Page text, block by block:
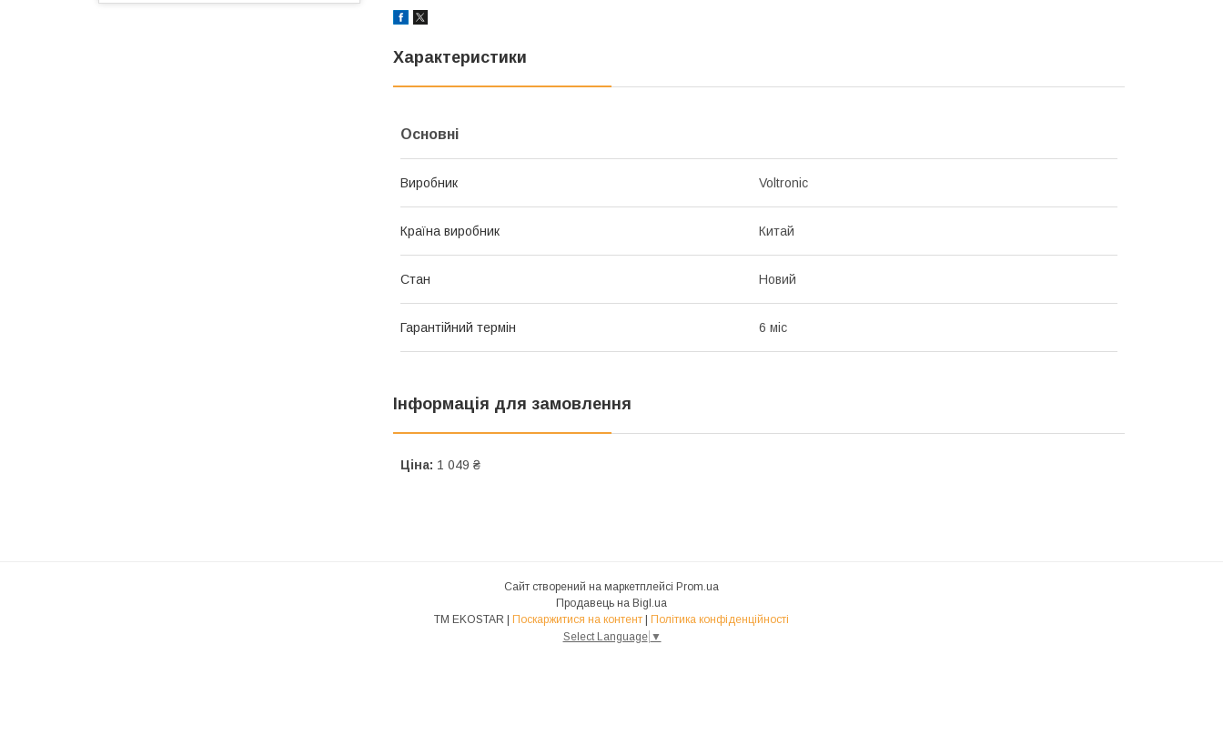
Характеристики
Основні
Виробник Voltronic
Країна виробник Китай
Стан Новий
Гарантійний термін 6 міс
Інформація для замовлення
Ціна: 1 049 ₴
Сайт створений на маркетплейсі Prom.ua
Продавець на Bigl.ua
ТМ EKOSTAR | Поскаржитися на контент | Політика конфіденційності
Select Language ▼